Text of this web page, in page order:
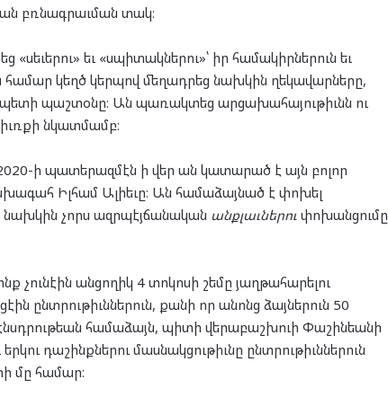
բռնագրաւման տակ։
եւ «սպիտակներու»՝ իր համակիրներուն եւ
համար կեղծ կերպով մեղադրեց նախկին ղեկավարները,
պաշտօնը։ Ան պառակտեց արցախահայութիւնն ու
նկատմամբ։
ի պատերազմէն ի վեր ան կատարած է այն բոլոր
Իլհամ Ալիեւը։ Ան համաձայնած է փոխել
նախկին չորս ազրպէյճանական անքլաւներու փոխանցումը
չունէին անցողիկ 4 տոկոսի շեմը յաղթահարելու
ընտրութիւններուն, քանի որ անոնց ձայներուն 50
համաձայն, պիտի վերաբաշխուի Փաշինեանի
դաշինքներու մասնակցութիւնը ընտրութիւններուն
մը համար։